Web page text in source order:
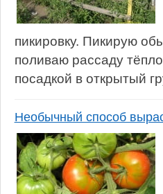
пикировку. Пикирую
поливаю рассаду
посадкой в открытый
Необычный способ